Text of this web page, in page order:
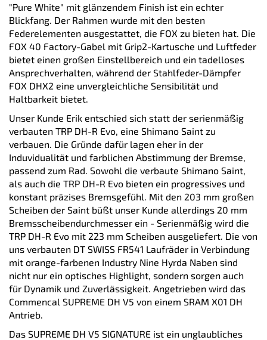
"Pure White" mit glänzendem Finish ist ein echter
Blickfang. Der Rahmen wurde mit den besten
Federelementen ausgestattet, die FOX zu bieten hat. Die
FOX 40 Factory-Gabel mit Grip2-Kartusche und Luftfeder
bietet einen großen Einstellbereich und ein tadelloses
Ansprechverhalten, während der Stahlfeder-Dämpfer
FOX DHX2 eine unvergleichliche Sensibilität und
Haltbarkeit bietet.
Unser Kunde Erik entschied sich statt der serienmäßig
verbauten TRP DH-R Evo, eine Shimano Saint zu
verbauen. Die Gründe dafür lagen eher in der
Induvidualität und farblichen Abstimmung der Bremse,
passend zum Rad. Sowohl die verbaute Shimano Saint,
als auch die TRP DH-R Evo bieten ein progressives und
konstant präzises Bremsgefühl. Mit den 203 mm großen
Scheiben der Saint büßt unser Kunde allerdings 20 mm
Bremsscheibendurchmesser ein - Serienmäßig wird die
TRP DH-R Evo mit 223 mm Scheiben ausgeliefert. Die von
uns verbauten DT SWISS FR541 Laufräder in Verbindung
mit orange-farbenen Industry Nine Hyrda Naben sind
nicht nur ein optisches Highlight, sondern sorgen auch
für Dynamik und Zuverlässigkeit. Angetrieben wird das
Commencal SUPREME DH V5 von einem SRAM X01 DH
Antrieb.
Das SUPREME DH V5 SIGNATURE ist ein unglaubliches